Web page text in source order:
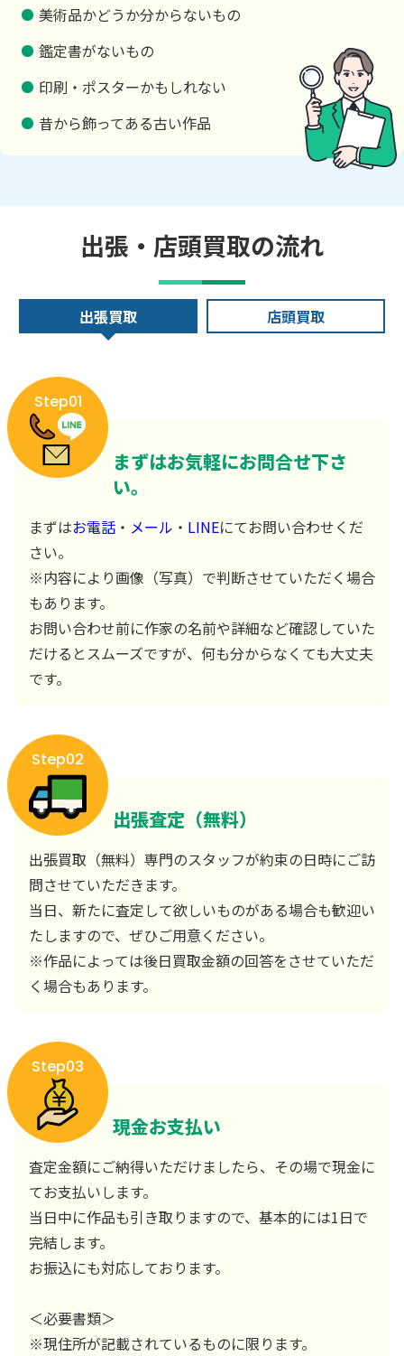
美術品かどうか分からないもの
鑑定書がないもの
印刷・ポスターかもしれない
昔から飾ってある古い作品
出張・店頭買取の流れ
出張買取 店頭買取
Step01
まずはお気軽にお問合せ下さ
い。
まずはお電話 ・ メール ・ LINEにてお問い合わせくだ
さい。
※内容により画像（写真）で判断させていただく場合
もあります。
お問い合わせ前に作家の名前や詳細など確認していた
だけるとスムーズですが、何も分からなくても大丈夫
です。
Step02
出張査定（無料）
出張買取（無料）専門のスタッフが約束の日時にご訪
問させていただきます。
当日、新たに査定して欲しいものがある場合も歓迎い
たしますので、ぜひご用意ください。
※作品によっては後日買取金額の回答をさせていただ
く場合もあります。
Step03
現金お支払い
査定金額にご納得いただけましたら、その場で現金に
てお支払いします。
当日中に作品も引き取りますので、基本的には1日で
完結します。
お振込にも対応しております。
＜必要書類＞
※現住所が記載されているものに限ります。